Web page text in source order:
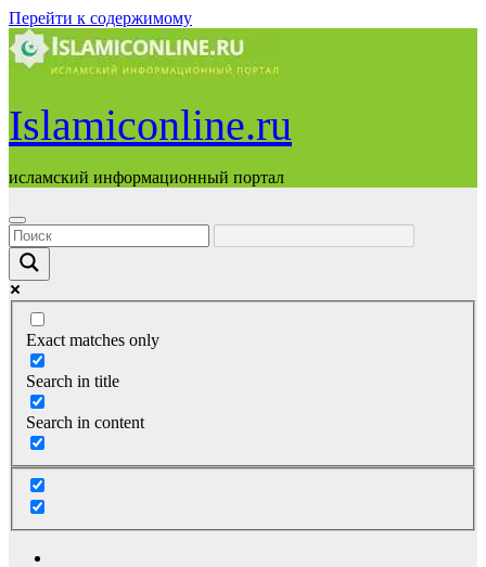
Перейти к содержимому
Islamiconline.ru
исламский информационный портал
Exact matches only
Search in title
Search in content